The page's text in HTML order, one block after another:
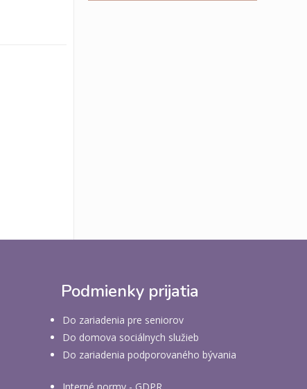
Podmienky prijatia
Do zariadenia pre seniorov
Do domova sociálnych služieb
Do zariadenia podporovaného bývania